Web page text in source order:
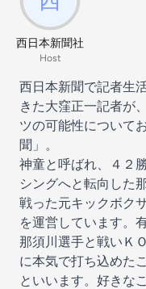
西日本新聞社
Host
西日本新聞で記者生
きた大窪正一記者が
ツの可能性について
聞」。
神童と呼ばれ、４２
シングへと転向した
戦った元キックボク
を運営しています。
那須川選手と戦いＫ
に本気で打ち込めた
といいます。好きな